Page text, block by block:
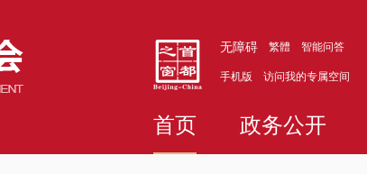
无障碍 繁體 智能问答
手机版 访问我的专属空间
首页 政务公开